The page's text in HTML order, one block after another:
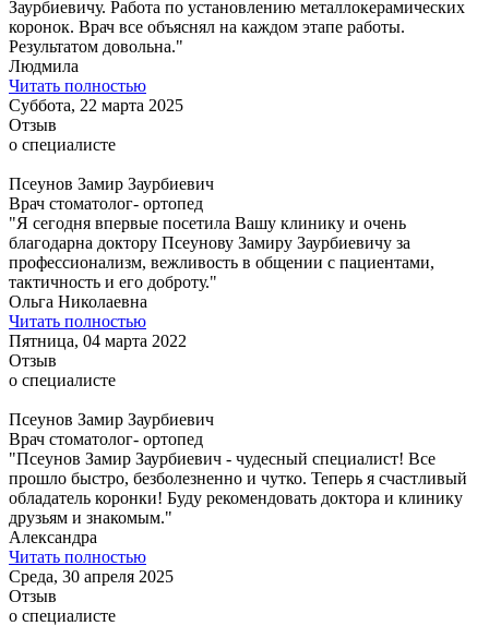
Заурбиевичу. Работа по установлению металлокерамических
коронок. Врач все объяснял на каждом этапе работы.
Результатом довольна."
Людмила
Читать полностью
Суббота, 22 марта 2025
Отзыв
о специалисте
Псеунов Замир Заурбиевич
Врач стоматолог- ортопед
"Я сегодня впервые посетила Вашу клинику и очень
благодарна доктору Псеунову Замиру Заурбиевичу за
профессионализм, вежливость в общении с пациентами,
тактичность и его доброту."
Ольга Николаевна
Читать полностью
Пятница, 04 марта 2022
Отзыв
о специалисте
Псеунов Замир Заурбиевич
Врач стоматолог- ортопед
"Псеунов Замир Заурбиевич - чудесный специалист! Все
прошло быстро, безболезненно и чутко. Теперь я счастливый
обладатель коронки! Буду рекомендовать доктора и клинику
друзьям и знакомым."
Александра
Читать полностью
Среда, 30 апреля 2025
Отзыв
о специалисте